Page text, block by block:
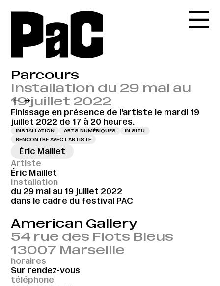
Parcours
Installation du 29 mai au
19 juillet 2022
← →
Finissage en présence de l’artiste le mardi 19
juillet 2022 de 17 à 20 heures.
INSTALLATION ARTS NUMÉRIQUES
IN SITU
RENCONTRE AVEC L’ARTISTE
Éric Maillet
Artiste
Éric Maillet
Installation
du 29 mai au 19 juillet 2022
dans le cadre du festival PAC
American Gallery
54 rue des Flots Bleus
13007 Marseille
horaires
Sur rendez-vous
téléphone